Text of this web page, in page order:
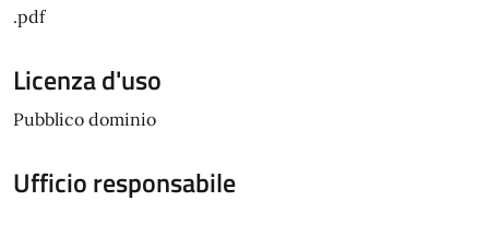
.pdf
Licenza d'uso
Pubblico dominio
Ufficio responsabile